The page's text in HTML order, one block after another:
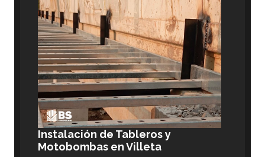
Instalación de Tableros y
Motobombas en Villeta